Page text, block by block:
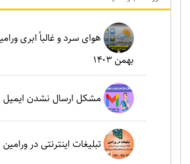
بهمن ۱۴۰۳
مشکل ارسال نشدن ایمیل
تبلیغات اینترنتی در ورامین